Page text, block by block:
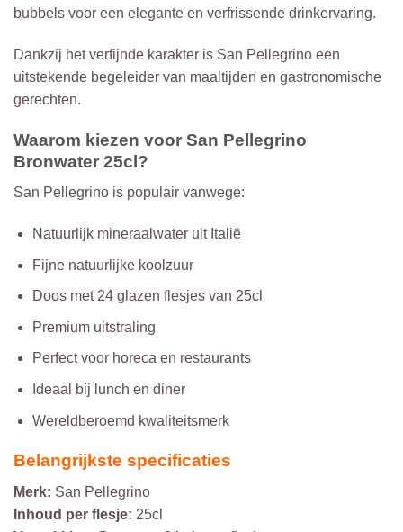
bubbels voor een elegante en verfrissende drinkervaring.
Dankzij het verfijnde karakter is San Pellegrino een
uitstekende begeleider van maaltijden en gastronomische
gerechten.
Waarom kiezen voor San Pellegrino
Bronwater 25cl?
San Pellegrino is populair vanwege:
Natuurlijk mineraalwater uit Italië
Fijne natuurlijke koolzuur
Doos met 24 glazen flesjes van 25cl
Premium uitstraling
Perfect voor horeca en restaurants
Ideaal bij lunch en diner
Wereldberoemd kwaliteitsmerk
Belangrijkste specificaties
Merk: San Pellegrino
Inhoud per flesje: 25cl